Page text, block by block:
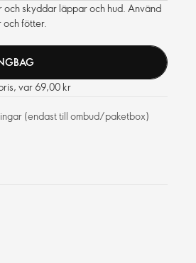
skyddar läppar och hud. Använd
fötter.
var 69,00 kr
(endast till ombud/paketbox)